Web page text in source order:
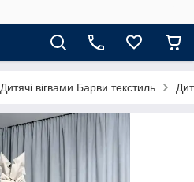
Дитячі вігвами Барви текстиль